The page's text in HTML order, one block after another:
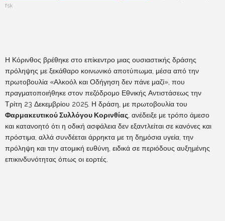
fsk
Η Κόρινθος βρέθηκε στο επίκεντρο μιας ουσιαστικής δράσης
πρόληψης με ξεκάθαρο κοινωνικό αποτύπωμα, μέσα από την
πρωτοβουλία «Αλκοόλ και Οδήγηση δεν πάνε μαζί», που
πραγματοποιήθηκε στον πεζόδρομο Εθνικής Αντιστάσεως την
Τρίτη 23 Δεκεμβρίου 2025. Η δράση, με πρωτοβουλία του
Φαρμακευτικού Συλλόγου Κορινθίας , ανέδειξε με τρόπο άμεσο
και κατανοητό ότι η οδική ασφάλεια δεν εξαντλείται σε κανόνες και
πρόστιμα, αλλά συνδέεται άρρηκτα με τη δημόσια υγεία, την
πρόληψη και την ατομική ευθύνη, ειδικά σε περιόδους αυξημένης
επικινδυνότητας όπως οι εορτές.